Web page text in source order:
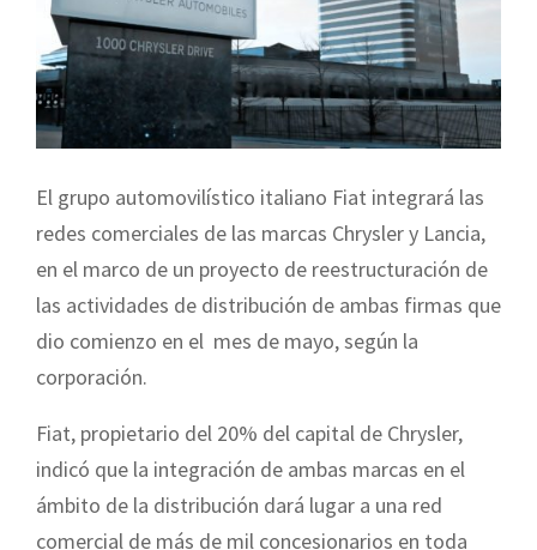
El grupo automovilístico italiano Fiat integrará las
redes comerciales de las marcas Chrysler y Lancia,
en el marco de un proyecto de reestructuración de
las actividades de distribución de ambas firmas que
dio comienzo en el mes de mayo, según la
corporación.
Fiat, propietario del 20% del capital de Chrysler,
indicó que la integración de ambas marcas en el
ámbito de la distribución dará lugar a una red
comercial de más de mil concesionarios en toda